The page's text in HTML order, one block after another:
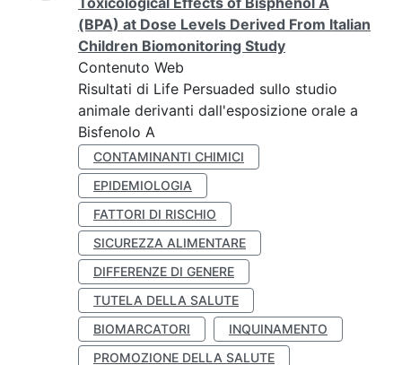
(BPA) at Dose Levels Derived From Italian
Children Biomonitoring Study
Contenuto Web
Risultati di Life Persuaded sullo studio
animale derivanti dall'esposizione orale a
Bisfenolo A
CONTAMINANTI CHIMICI
EPIDEMIOLOGIA
FATTORI DI RISCHIO
SICUREZZA ALIMENTARE
DIFFERENZE DI GENERE
TUTELA DELLA SALUTE
BIOMARCATORI
INQUINAMENTO
PROMOZIONE DELLA SALUTE